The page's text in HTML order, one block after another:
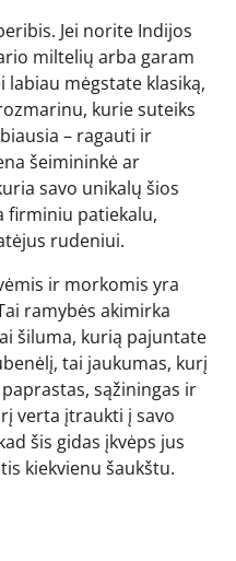
Jei norite Indijos
miltelių arba garam
labiau mėgstate klasiką,
kurie suteiks
– ragauti ir
šeimininkė ar
savo unikalų šios
firminiu patiekalu,
rudeniui.
ir morkomis yra
ramybės akimirka
šiluma, kurią pajuntate
tai jaukumas, kurį
sąžiningas ir
verta įtraukti į savo
šis gidas įkvėps jus
kiekvienu šaukštu.